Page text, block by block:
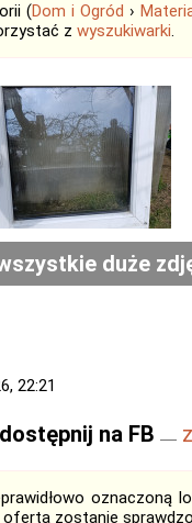
(Dom i Ogród ›
z wyszukiwarki.
duże
22:21
na FB
oznaczoną
zostanie